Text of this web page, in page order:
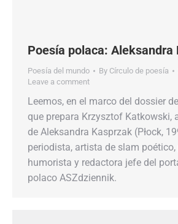
Poesía polaca: Aleksandra
Poesía del mundo By Círculo de poesía
Leave a comment
Leemos, en el marco del dossier
que prepara Krzysztof Katkowski,
de Aleksandra Kasprzak (Płock,
periodista, artista de slam
humorista y redactora jefe del
polaco ASZdziennik.